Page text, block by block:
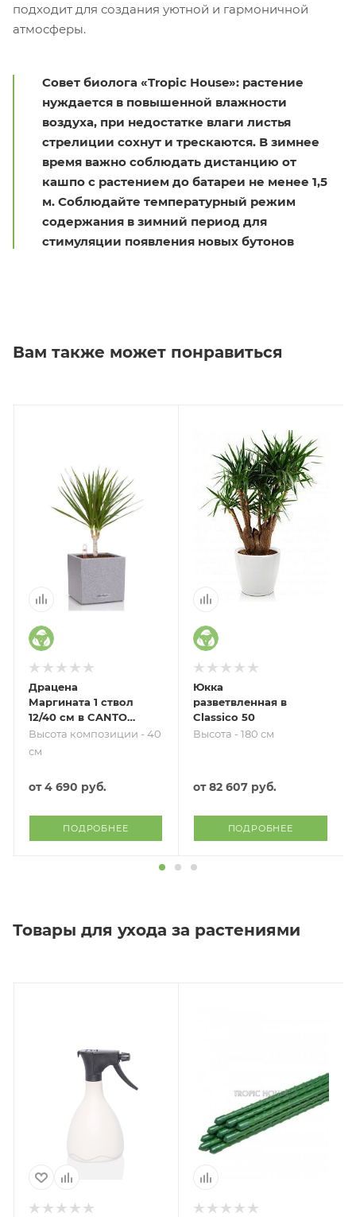
подходит для создания уютной и гармоничной
атмосферы.
Совет биолога «Tropic House»: растение
нуждается в повышенной влажности
воздуха, при недостатке влаги листья
стрелиции сохнут и трескаются. В зимнее
время важно соблюдать дистанцию от
кашпо с растением до батареи не менее 1,5
м. Соблюдайте температурный режим
содержания в зимний период для
стимуляции появления новых бутонов
Вам также может понравиться
Драцена
Маргината 1 ствол
12/40 см в CANTO
STONE 14
Высота композиции - 40
см
от4 690 руб.
ПОДРОБНЕЕ
Юкка
разветвленная в
Classico 50
Высота - 180 см
от82 607 руб.
ПОДРОБНЕЕ
Товары для ухода за растениями